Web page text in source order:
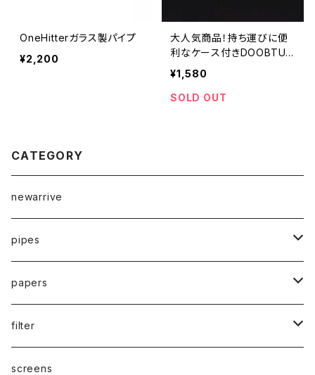
OneHitterガラス製パイプ
¥2,200
大人気商品！持ち運びに便
利なケース付きDOOBTUB
ES社のパイレックス ロゴ
入りワンヒッター/ケース付
きワンヒッター
¥1,580
SOLD OUT
CATEGORY
newarrive
pipes
waterpipe
parts
drypipe
one hitter
papers
1 1/4size
1.0size
filter
paper filter
screens